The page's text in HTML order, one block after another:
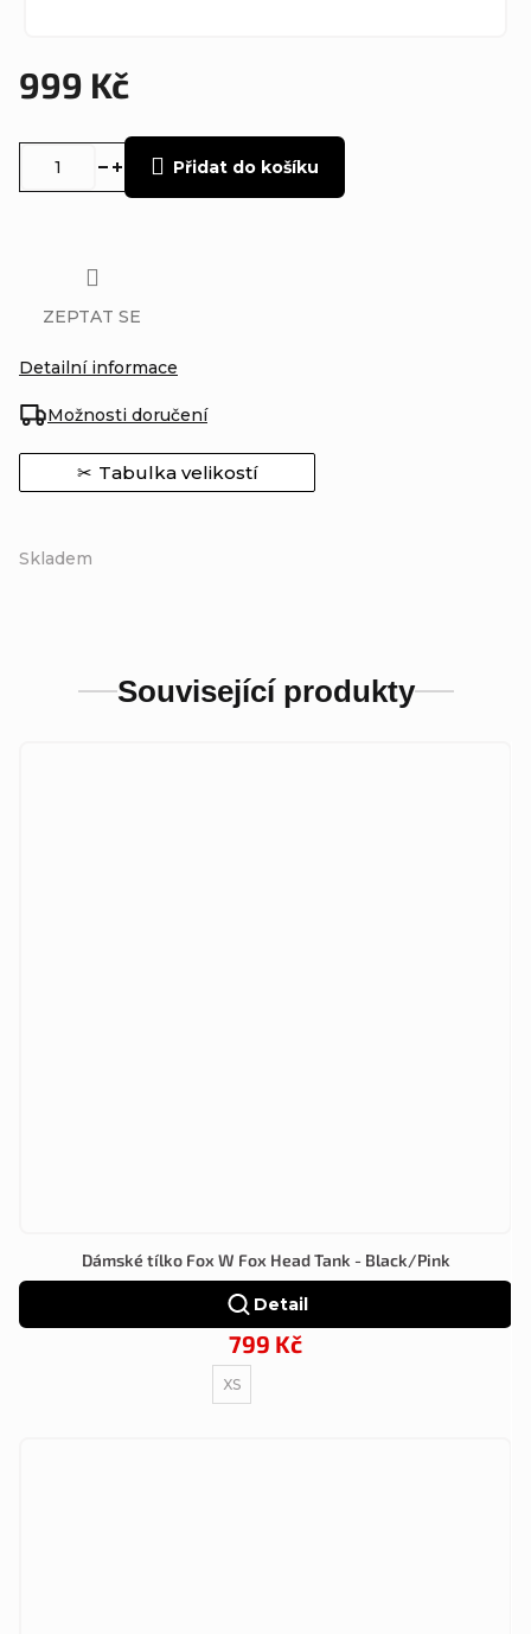
999 Kč
Skladem
Možnosti doručení
Tabulka velikostí
Přidat do košíku
Detailní informace
ZEPTAT SE
Související produkty
Dámské tílko Fox W Fox Head Tank - Black/Pink
799 Kč
Detail
XS